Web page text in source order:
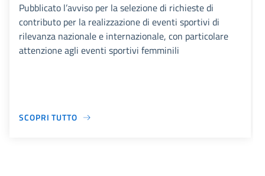
Pubblicato l’avviso per la selezione di richieste di
contributo per la realizzazione di eventi sportivi di
rilevanza nazionale e internazionale, con particolare
attenzione agli eventi sportivi femminili
SCOPRI TUTTO